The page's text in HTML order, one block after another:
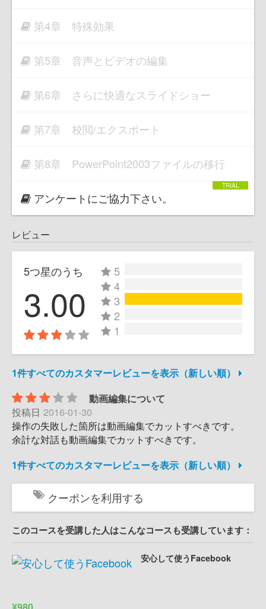
第4章 特殊効果
第5章 音声とビデオの編集
第6章 さらに快適なスライドショー
第7章 校閲/エクスポート
第8章 PowerPoint2003ファイルの移行
アンケートにご協力下さい。
レビュー
5つ星のうち
3.00
5
4
3
2
1
1件すべてのカスタマーレビューを表示（新しい順）
動画編集について
投稿日 2016-01-30
操作の失敗した箇所は動画編集でカットすべきです。
余計な対話も動画編集でカットすべきです。
1件すべてのカスタマーレビューを表示（新しい順）
クーポンを利用する
このコースを受講した人はこんなコースも受講しています：
安心して使うFacebook